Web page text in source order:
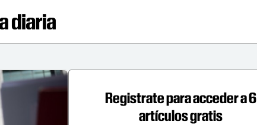
Registrate para acceder a 6
artículos gratis